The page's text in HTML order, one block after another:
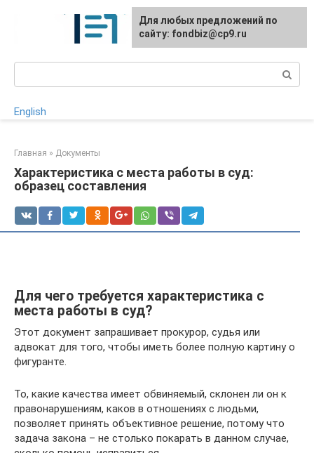
English
Главная » Документы
Характеристика с места работы в суд:
образец составления
Для чего требуется характеристика с
места работы в суд?
Этот документ запрашивает прокурор, судья или
адвокат для того, чтобы иметь более полную картину о
фигуранте.
То, какие качества имеет обвиняемый, склонен ли он к
правонарушениям, каков в отношениях с людьми,
позволяет принять объективное решение, потому что
задача закона – не столько покарать в данном случае,
Для любых предложений по
сайту: fondbiz@cp9.ru